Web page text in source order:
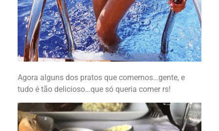
Agora alguns dos pratos que comemos…gente, e
tudo é tão delicioso…que só queria comer rs!